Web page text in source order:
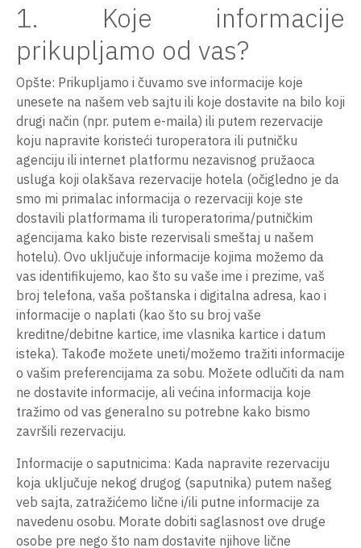
1. Koje informacije
prikupljamo od vas?
Opšte: Prikupljamo i čuvamo sve informacije koje
unesete na našem veb sajtu ili koje dostavite na bilo koji
drugi način (npr. putem e-maila) ili putem rezervacije
koju napravite koristeći turoperatora ili putničku
agenciju ili internet platformu nezavisnog pružaoca
usluga koji olakšava rezervacije hotela (očigledno je da
smo mi primalac informacija o rezervaciji koje ste
dostavili platformama ili turoperatorima/putničkim
agencijama kako biste rezervisali smeštaj u našem
hotelu). Ovo uključuje informacije kojima možemo da
vas identifikujemo, kao što su vaše ime i prezime, vaš
broj telefona, vaša poštanska i digitalna adresa, kao i
informacije o naplati (kao što su broj vaše
kreditne/debitne kartice, ime vlasnika kartice i datum
isteka). Takođe možete uneti/možemo tražiti informacije
o vašim preferencijama za sobu. Možete odlučiti da nam
ne dostavite informacije, ali većina informacija koje
tražimo od vas generalno su potrebne kako bismo
završili rezervaciju.
Informacije o saputnicima: Kada napravite rezervaciju
koja uključuje nekog drugog (saputnika) putem našeg
veb sajta, zatražićemo lične i/ili putne informacije za
navedenu osobu. Morate dobiti saglasnost ove druge
osobe pre nego što nam dostavite njihove lične